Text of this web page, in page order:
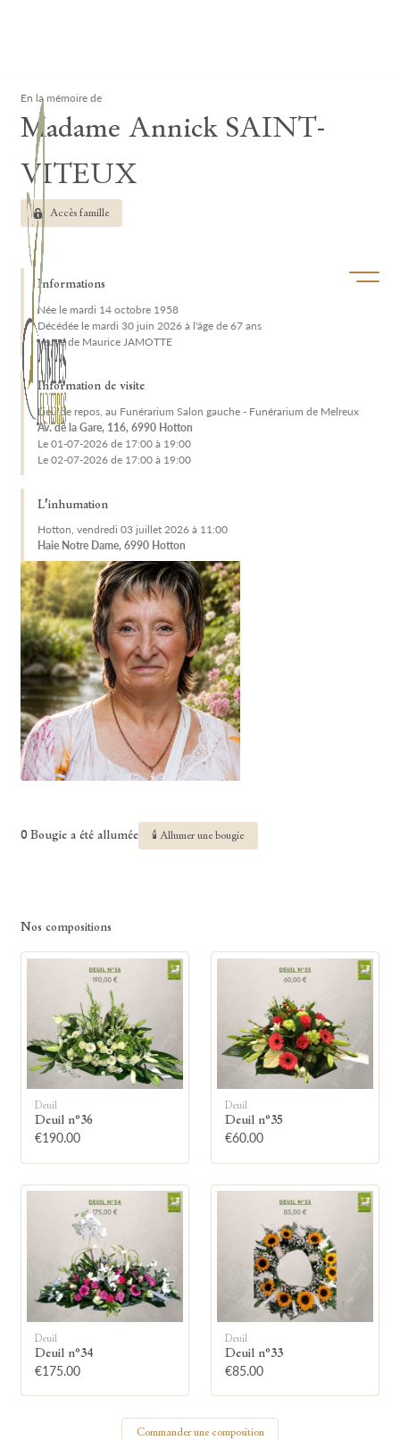
Ouvrir/
En la mémoire de
Madame Annick SAINT-
VITEUX
Accès famille
Informations
Née le mardi 14 octobre 1958
Décédée le mardi 30 juin 2026 à l'âge de 67 ans
veuve de Maurice JAMOTTE
Information de visite
Lieu de repos, au Funérarium Salon gauche - Funérarium de Melreux
Av. de la Gare, 116, 6990 Hotton
Le 01-07-2026 de 17:00 à 19:00
Le 02-07-2026 de 17:00 à 19:00
L'inhumation
Hotton, vendredi 03 juillet 2026 à 11:00
Haie Notre Dame, 6990 Hotton
0 Bougie a été allumée 🕯 Allumer une bougie
Allumez une bougie
Montrez votre soutien à la famille en
allumant symboliquement une bougie.
Votre nom
🕯 Allumer ma bougie
Nos compositions
Deuil
Deuil n°36
€190.00
Deuil
Deuil n°35
€60.00
Deuil
Deuil n°34
€175.00
Deuil
Deuil n°33
€85.00
Commander une composition